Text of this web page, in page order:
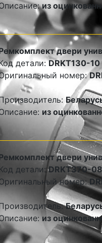
из
двери
детали:DRKT130-10
номер:
из
двери
Код детали:DRKT370-08
номер:
из